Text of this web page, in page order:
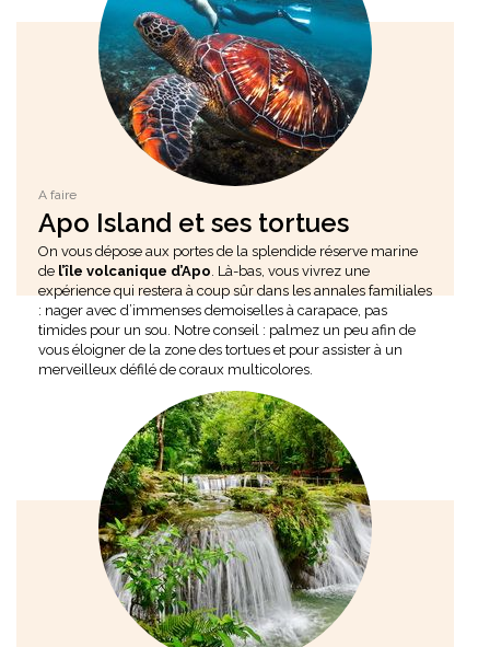
A faire
Apo Island et ses tortues
On vous dépose aux portes de la splendide réserve marine
de l’île volcanique d’Apo. Là-bas, vous vivrez une
expérience qui restera à coup sûr dans les annales familiales
: nager avec d’immenses demoiselles à carapace, pas
timides pour un sou. Notre conseil : palmez un peu afin de
vous éloigner de la zone des tortues et pour assister à un
merveilleux défilé de coraux multicolores.